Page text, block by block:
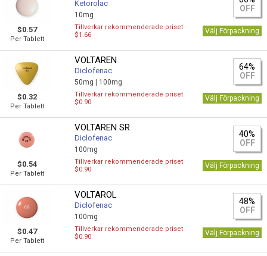
$0.57
Per Tablett
Ketorolac
10mg
OFF
Tillverkar rekommenderade priset
$1.66
Välj Förpackning
$0.32
Per Tablett
VOLTAREN
Diclofenac
50mg | 100mg
64%
OFF
Tillverkar rekommenderade priset
$0.90
Välj Förpackning
$0.54
Per Tablett
VOLTAREN SR
Diclofenac
100mg
40%
OFF
Tillverkar rekommenderade priset
$0.90
Välj Förpackning
$0.47
Per Tablett
VOLTAROL
Diclofenac
100mg
48%
OFF
Tillverkar rekommenderade priset
$0.90
Välj Förpackning